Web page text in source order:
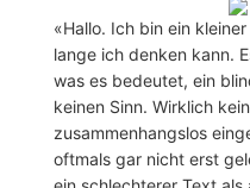
«Hallo. Ich bin ein
lange ich denken kann.
was es bedeutet, ein
keinen Sinn. Wirklich
zusammenhangslos
oftmals gar nicht erst